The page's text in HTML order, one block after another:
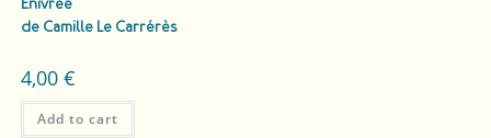
Enivrée
de Camille Le Carrérès
4,00 €
Add to cart